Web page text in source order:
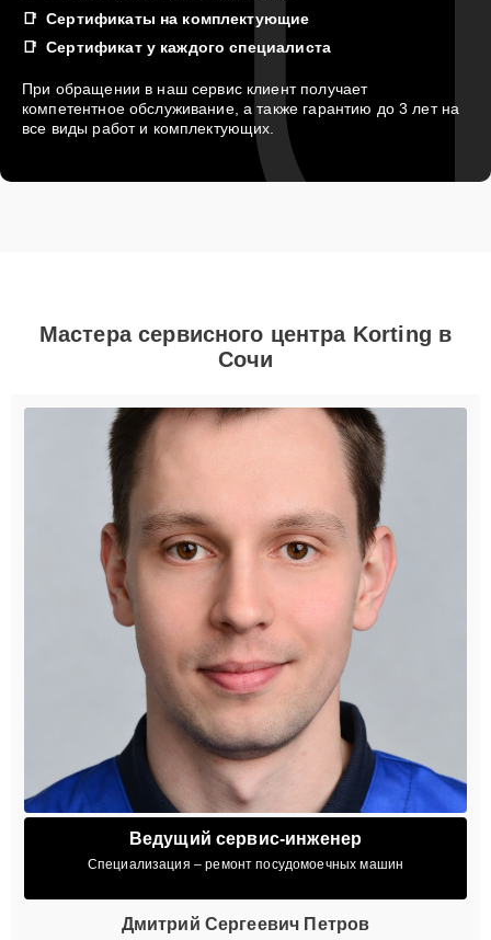
Сертификаты на комплектующие
Сертификат у каждого специалиста
При обращении в наш сервис клиент получает
компетентное обслуживание, а также гарантию до 3 лет на
все виды работ и комплектующих.
Мастера сервисного центра Korting в
Сочи
Ведущий сервис-инженер
Специализация – ремонт посудомоечных машин
Дмитрий Сергеевич Петров